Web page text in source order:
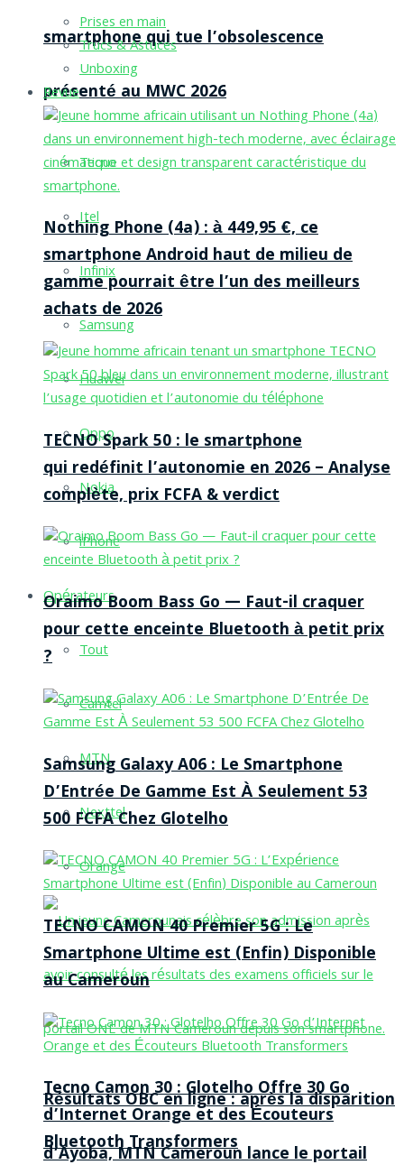
smartphone qui tue l’obsolescence
présenté au MWC 2026
Tecno
Itel
Infinix
Samsung
Huawei
Oppo
Nokia
iPhone
Opérateurs
Tout
Camtel
MTN
Nexttel
Orange
Résultats OBC en ligne : après la disparition
d’Ayoba, MTN Cameroun lance le portail
Prises en main
Trucs & Astuces
Unboxing
Revue
Nothing Phone (4a) : à 449,95 €, ce
smartphone Android haut de milieu de
gamme pourrait être l’un des meilleurs
achats de 2026
TECNO Spark 50 : le smartphone
qui redéfinit l’autonomie en 2026 – Analyse
complète, prix FCFA & verdict
Oraimo Boom Bass Go — Faut-il craquer
pour cette enceinte Bluetooth à petit prix
?
Samsung Galaxy A06 : Le Smartphone
D’Entrée De Gamme Est À Seulement 53
500 FCFA Chez Glotelho
TECNO CAMON 40 Premier 5G : Le
Smartphone Ultime est (Enfin) Disponible
au Cameroun
Tecno Camon 30 : Glotelho Offre 30 Go
d’Internet Orange et des Écouteurs
Bluetooth Transformers